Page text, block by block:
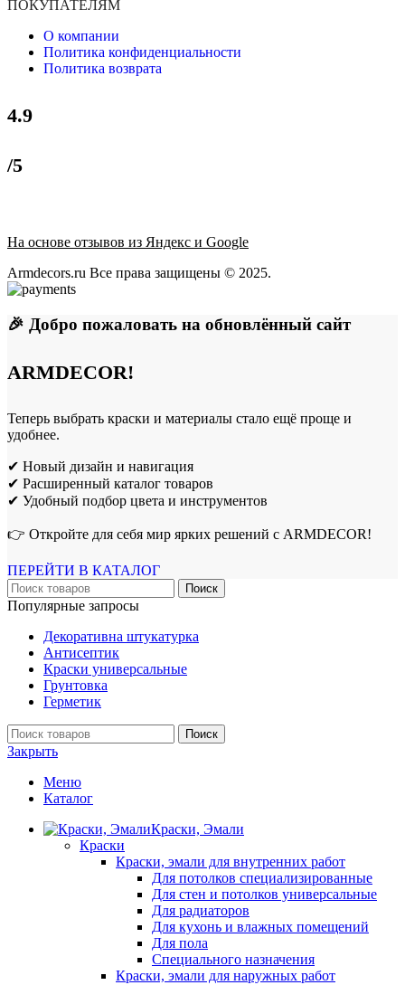
ПОКУПАТЕЛЯМ
О компании
Политика конфиденциальности
Политика возврата
4.9
/5
На основе отзывов из Яндекс и Google
Armdecors.ru Все права защищены © 2025. ​
🎉 Добро пожаловать на обновлённый сайт
ARMDECOR!
Теперь выбрать краски и материалы стало ещё проще и
удобнее.
✔ Новый дизайн и навигация
✔ Расширенный каталог товаров
✔ Удобный подбор цвета и инструментов
👉 Откройте для себя мир ярких решений с ARMDECOR!
ПЕРЕЙТИ В КАТАЛОГ
Поиск
Популярные запросы
Декоративна штукатурка
Антисептик
Краски универсальные
Грунтовка
Герметик
Поиск
Закрыть
Меню
Каталог
Краски, Эмали
Краски
Краски, эмали для внутренних работ
Для потолков специализированные
Для стен и потолков универсальные
Для радиаторов
Для кухонь и влажных помещений
Для пола
Специального назначения
Краски, эмали для наружных работ